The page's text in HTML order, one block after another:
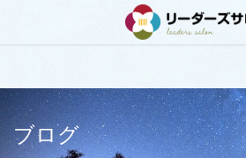
ブログ